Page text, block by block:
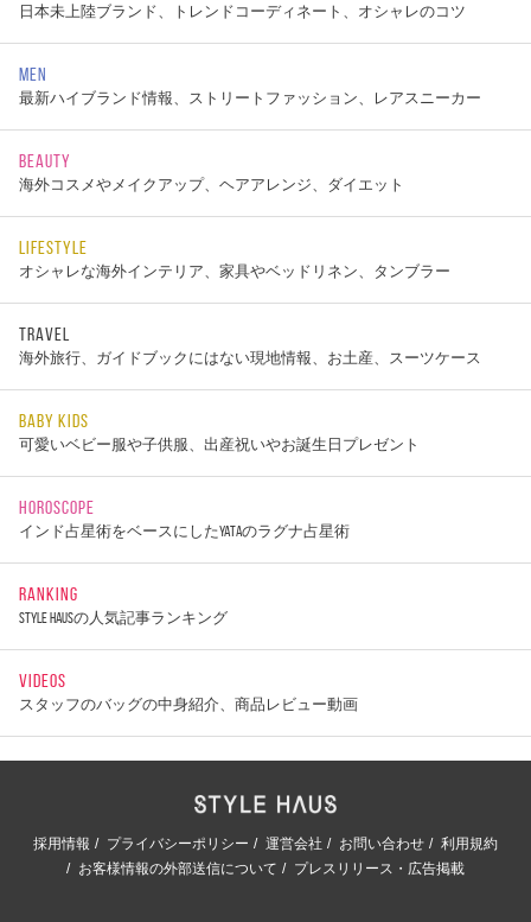
日本未上陸ブランド、トレンドコーディネート、オシャレのコツ
MEN
最新ハイブランド情報、ストリートファッション、レアスニーカー
BEAUTY
海外コスメやメイクアップ、ヘアアレンジ、ダイエット
LIFESTYLE
オシャレな海外インテリア、家具やベッドリネン、タンブラー
TRAVEL
海外旅行、ガイドブックにはない現地情報、お土産、スーツケース
BABY KIDS
可愛いベビー服や子供服、出産祝いやお誕生日プレゼント
HOROSCOPE
インド占星術をベースにしたYATAのラグナ占星術
RANKING
STYLE HAUSの人気記事ランキング
VIDEOS
スタッフのバッグの中身紹介、商品レビュー動画
採用情報 プライバシーポリシー 運営会社 お問い合わせ
利用規約
お客様情報の外部送信について
プレスリリース・広告掲載